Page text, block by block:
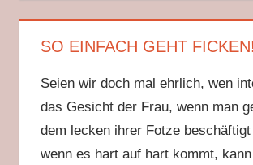
SO EINFACH GEHT FICKEN!
Seien wir doch mal ehrlich, wen
das Gesicht der Frau, wenn man
dem lecken ihrer Fotze
wenn es hart auf hart kommt,